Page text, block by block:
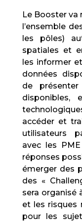
Le Booster va
l’ensemble
les pôles)
spatiales et
les informer
données
de
disponibles,
accéder et
utilisateurs
avec les
réponses
émerger des
des «
sera organisé
et les risques
pour les